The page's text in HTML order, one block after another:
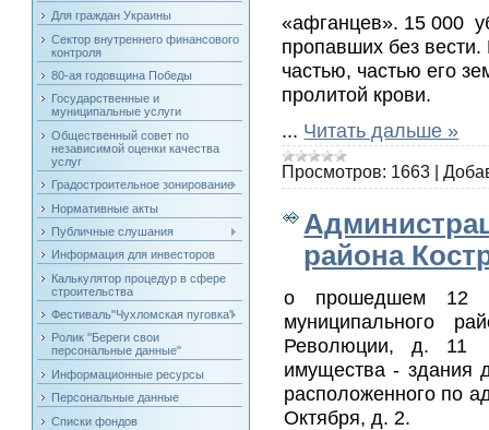
Для граждан Украины
Сектор внутреннего финансового
контроля
80-ая годовщина Победы
Государственные и
муниципальные услуги
Общественный совет по
независимой оценки качества
услуг
Градостроительное зонирование
Нормативные акты
Публичные слушания
Информация для инвесторов
Калькулятор процедур в сфере
строительства
Фестиваль"Чухломская пуговка"
Ролик "Береги свои
персональные данные"
Информационные ресурсы
Персональные данные
Списки фондов
«афганцев». 15 000
пропавших без
частью, частью его
пролитой крови.
... Читать дальше »
Просмотров: 1663 |
района
о прошедшем 12
муниципального
Революции, д. 11
имущества - здания
расположенного по
Октября, д. 2.